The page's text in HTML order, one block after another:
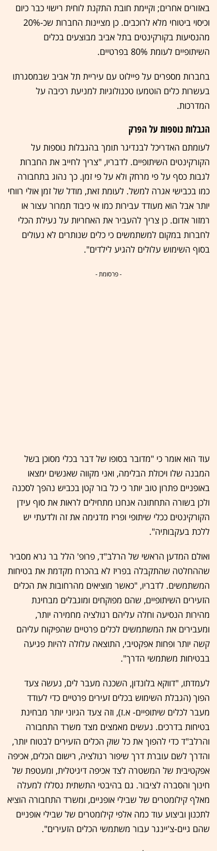
באזורים אחרים; וקיימת חובת התקנת לוחית רישוי כבר כיום
וכיסוי ביטוחי מלא לרוכבים. כן מציינות החברות שכ-20%
מהנסיעות בקורקינטים בתל אביב מבוצעים בכלים
השיתופיים לעומת 80% בפרטיים.
בחברות מספרים על פיילוט עם עיריית תל אביב שבמסגרתו
בעשרות כלים הוטמעו טכנולוגיות למניעת רכיבה על
המדרכות.
הגבלות נוספות על הפרק
לעומתם האדריכל לבנדיגר תומך בהגבלות נוספות על
הקורקינטים השיתופיים. לדבריו, "צריך לחייב את החברות
לגבות כסף על פי מרחק ולא על פי זמן. כך נהוג בתחבורה
כמו בכבישי אגרה למשל. לעומת זאת, מודל של זמן אולי רווחי
יותר אבל הוא מעודד עבירות כמו אי כיבוד תמרור עצור או
רמזור אדום. כן צריך להעביר את האחריות על נעילת הכלי
לחברות במקום למשתמשים כי כלים שנותרים לא נעולים
בסוף השימוש עלולים להגיע לילדים".
- פרסומת -
עוד הוא אומר כי "מדובר בסופו של דבר בכלי מסוכן בשל
המבנה שלו ויכולת הבלימה, ואני מקווה שאנשים ימצאו
באופניים פתרון טוב יותר כי כל בור קטן בכביש נהפך לסכנה
ולכן בשורה התחתונה אנחנו מתחילים לראות את סוף עידן
הקורקינטים ככלי שיתופי ופריז מדגימה את זה ולדעתי יש
ללכת בעקבותיה".
ואולם המדען הראשי של הרלב"ד, פרופ' הלל בר גרא מסביר
שההחלטה שהתקבלה בפריז לא בהכרח מקדמת את בטיחות
המשתמשים. לדבריו, "כאשר מוציאים מהרחובות את הכלים
הזעירים השיתופיים, שהם מפוקחים ומוגבלים מבחינת
מהירות הנסיעה וחלה עליהם רגולציה מחמירה יותר,
ומעבירים את המשתמשים לכלים פרטיים שהפיקוח עליהם
קשה יותר ופחות אפקטיבי, התוצאה עלולה להיות פגיעה
בבטיחות משתמשי הדרך".
לעמדתו, "דווקא בלונדון, השכנה מעבר לים, נעשה צעד
הפוך (הגבלת השימוש בכלים זעירים פרטיים כדי לעודד
מעבר לכלים שיתופיים- א.ז), וזה צעד הגיוני יותר מבחינת
בטיחות בדרכים. נעשים מאמצים מצד משרד התחבורה
והרלב"ד כדי להפוך את כל שוק הכלים הזעירים לבטוח יותר,
והדרך לשם עוברת דרך שיפור רגולציה, רישום הכלים, אכיפה
אפקטיבית של המשטרה לצד אכיפה דיגיטלית, ומעטפת של
חינוך והסברה לציבור. גם בהיבטי התשתית נסללו למעלה
מאלף קילומטרים של שבילי אופניים, ומשרד התחבורה הוציא
לתכנון וביצוע עוד כמה אלפי קילומטרים של שבילי אופניים
שהם גיים-צ'יינגר עבור משתמשי הכלים הזעירים".